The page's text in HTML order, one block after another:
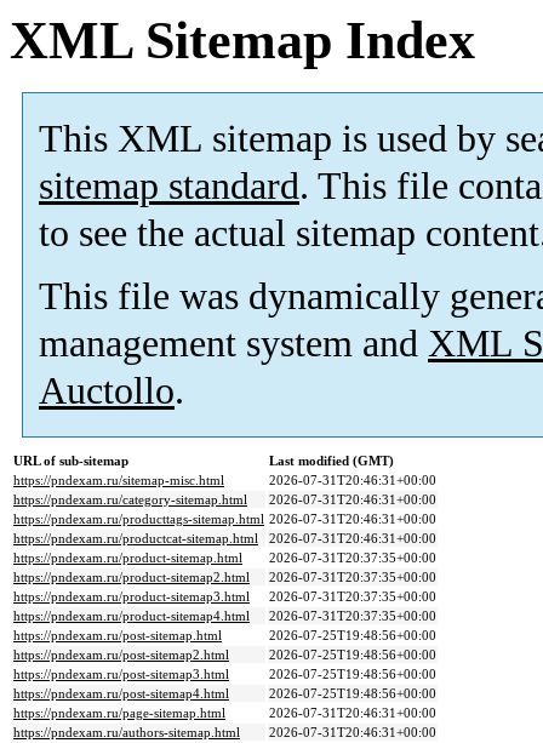
XML Sitemap Index
This XML sitemap is used by
sitemap standard. This file
to see the actual sitemap
This file was dynamically
management system and XML
Auctollo.
URL of sub-sitemap
Last modified (GMT)
https://pndexam.ru/sitemap-misc.html
2026-07-31T20:46:31+00:00
https://pndexam.ru/category-sitemap.html
2026-07-31T20:46:31+00:00
https://pndexam.ru/producttags-sitemap.html 2026-07-31T20:46:31+00:00
https://pndexam.ru/productcat-sitemap.html
2026-07-31T20:46:31+00:00
https://pndexam.ru/product-sitemap.html
2026-07-31T20:37:35+00:00
https://pndexam.ru/product-sitemap2.html
2026-07-31T20:37:35+00:00
https://pndexam.ru/product-sitemap3.html
2026-07-31T20:37:35+00:00
https://pndexam.ru/product-sitemap4.html
2026-07-31T20:37:35+00:00
https://pndexam.ru/post-sitemap.html
2026-07-25T19:48:56+00:00
https://pndexam.ru/post-sitemap2.html
2026-07-25T19:48:56+00:00
https://pndexam.ru/post-sitemap3.html
2026-07-25T19:48:56+00:00
https://pndexam.ru/post-sitemap4.html
2026-07-25T19:48:56+00:00
https://pndexam.ru/page-sitemap.html
2026-07-31T20:46:31+00:00
https://pndexam.ru/authors-sitemap.html
2026-07-31T20:46:31+00:00